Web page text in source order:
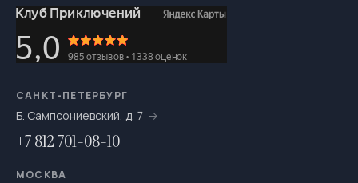
САНКТ-ПЕТЕРБУРГ
Б. Сампсониевский, д. 7
+7 812 701-08-10
МОСКВА